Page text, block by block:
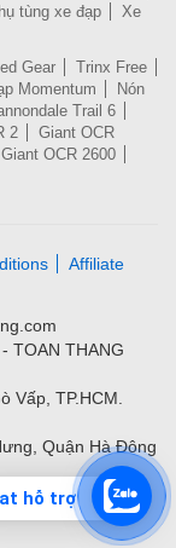
hỗ trợ
tùng xe đạp
Xe
Gear
Trinx Free
Momentum
Nón
Trail 6
2
Giant OCR
Giant OCR 2600
Affiliate
TOAN THANG
Vấp, TP.HCM.
Quận Hà Đông
Sơn Trà - Tel: